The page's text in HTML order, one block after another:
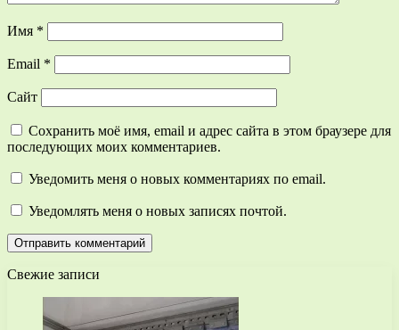
Имя *
Email *
Сайт
Сохранить моё имя, email и адрес сайта в этом браузере для
последующих моих комментариев.
Уведомить меня о новых комментариях по email.
Уведомлять меня о новых записях почтой.
Свежие записи